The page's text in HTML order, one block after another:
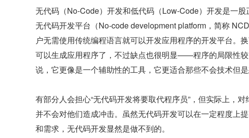
无代码（No-Code）开发和低代码（Low-Code）开发是一
无代码开发平台（No-code development platform，简称
户无需使用传统编程语言就可以开发应用程序的开发平台。
可以生成应用程序了，不过缺点也很明显——程序的局限性
说，它更像是一个辅助性的工具，它更适合那些不会技术但
有部分人会担心“无代码开发将要取代程序员”，但实际上，
并不会对他们造成冲击。虽然无代码开发可以在一定程度上
和需求，无代码开发显然是做不到的。